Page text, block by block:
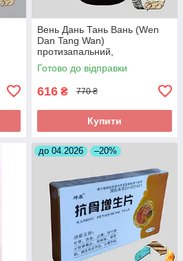
Вень Дань Тань Вань (Wen
Dan Tang Wan)
протизапальний,
знеболюючий, при
холециститі
Готово до відправки
616 ₴ 770 ₴
Купити
до 04.2026 –20%